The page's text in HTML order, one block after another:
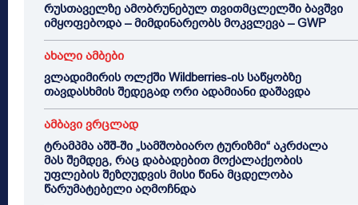
რუსთაველზე ამობრუნებულ თვითმცლელში ბავშვი
იმყოფებოდა – მიმდინარეობს მოკვლევა – GWP
ახალი ამბები
ვლადიმირის ოლქში Wildberries-ის საწყობზე
თავდასხმის შედეგად ორი ადამიანი დაშავდა
ამბავი ვრცლად
ტრამპმა აშშ-ში „სამშობიარო ტურიზმი“ აკრძალა
მას შემდეგ, რაც დაბადებით მოქალაქეობის
უფლების შეზღუდვის მისი წინა მცდელობა
წარუმატებელი აღმოჩნდა